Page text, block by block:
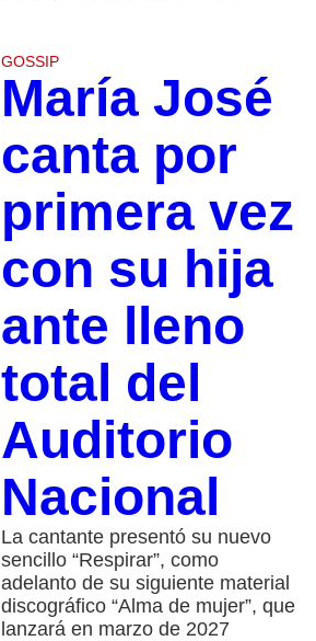
GOSSIP
María José
canta por
primera vez
con su hija
ante lleno
total del
Auditorio
Nacional
La cantante presentó su nuevo
sencillo “Respirar”, como
adelanto de su siguiente material
discográfico “Alma de mujer”, que
lanzará en marzo de 2027